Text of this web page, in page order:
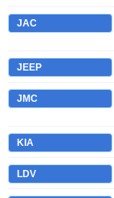
JAC
JEEP
JMC
KIA
LDV